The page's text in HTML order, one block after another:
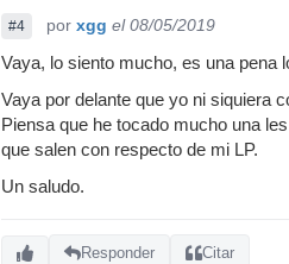
#4 por xgg el 08/05/2019
Vaya, lo siento mucho, es una pena
Vaya por delante que yo ni siquiera
Piensa que he tocado mucho una
que salen con respecto de mi LP.
Un saludo.
Responder Citar